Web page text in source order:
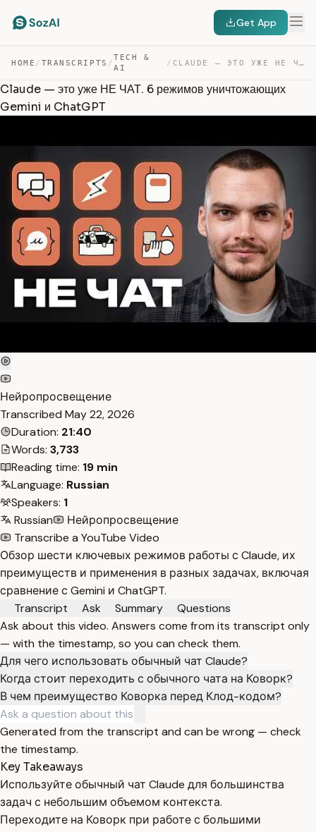
Get App
HOME / TRANSCRIPTS /
TECH &
AI
/ CLAUDE — ЭТО УЖЕ НЕ ЧАТ. 6 РЕЖИМОВ УНИЧТОЖАЮЩИХ GEMINI … — TRANSCRIPT
Claude — это уже НЕ ЧАТ. 6 режимов уничтожающих
Gemini и ChatGPT
Нейропросвещение
Transcribed May 22, 2026
Duration: 21:40
Words: 3,733
Reading time: 19 min
Language: Russian
Speakers: 1
Russian
Нейропросвещение
Transcribe a YouTube Video
Обзор шести ключевых режимов работы с Claude, их
преимуществ и применения в разных задачах, включая
сравнение с Gemini и ChatGPT.
Transcript
Ask Summary
Questions
Ask about this video. Answers come from its transcript only
— with the timestamp, so you can check them.
Для чего использовать обычный чат Claude?
Когда стоит переходить с обычного чата на Коворк?
В чем преимущество Коворка перед Клод-кодом?
Generated from the transcript and can be wrong — check
the timestamp.
Key Takeaways
Используйте обычный чат Claude для большинства
задач с небольшим объемом контекста.
Переходите на Коворк при работе с большими